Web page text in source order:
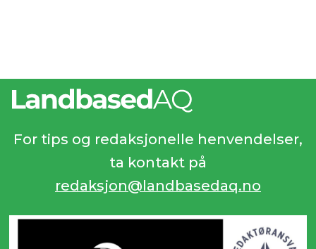
For tips og redaksjonelle henvendelser,
ta kontakt på
redaksjon@landbasedaq.no